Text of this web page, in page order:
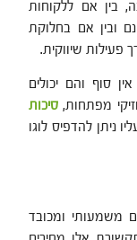
בין אם ללקוחות
ובין אם בחלוקת
פעילות שיווקית.
סוף והם יכולים
מפתחות, סיכות
ניתן להדפיס לוגו
משמעותי ומכובד